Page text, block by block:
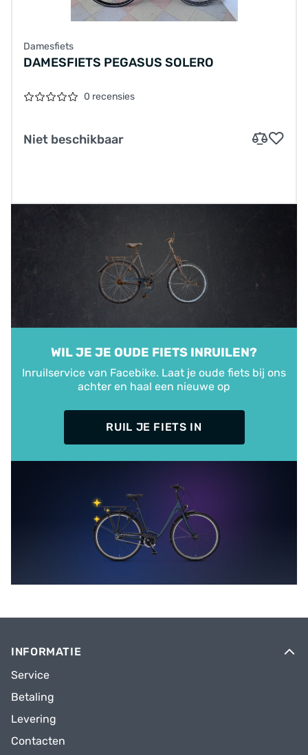
Damesfiets
DAMESFIETS PEGASUS SOLERO
0 recensies
Niet beschikbaar
WIL JE JE OUDE FIETS INRUILEN?
Inruilservice van Facebike. Laat je oude fiets bij ons
achter en haal een nieuwe op
RUIL JE FIETS IN
INFORMATIE
Service
Betaling
Levering
Contacten